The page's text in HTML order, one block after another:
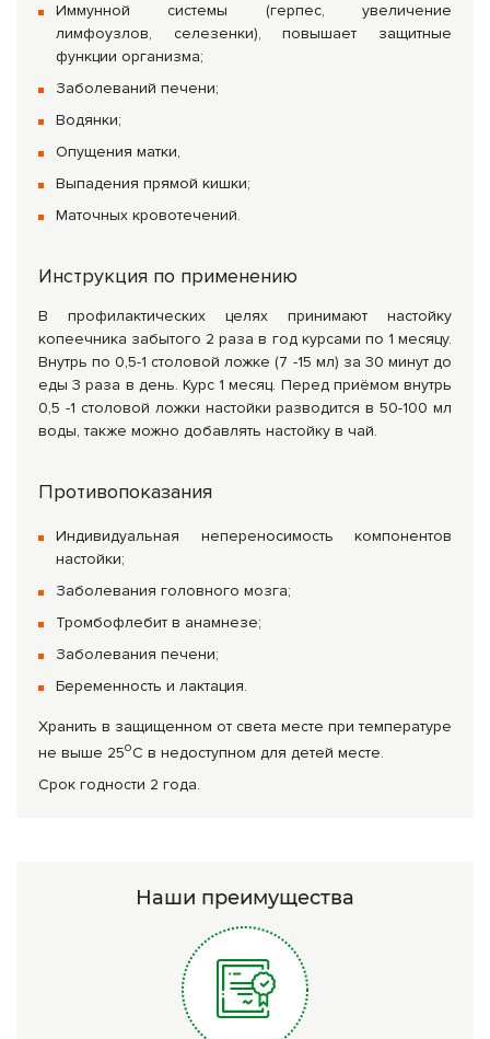
Иммунной системы (герпес, увеличение
лимфоузлов, селезенки), повышает защитные
функции организма;
Заболеваний печени;
Водянки;
Опущения матки,
Выпадения прямой кишки;
Маточных кровотечений.
Инструкция по применению
В профилактических целях принимают настойку
копеечника забытого 2 раза в год курсами по 1 месяцу.
Внутрь по 0,5-1 столовой ложке (7 -15 мл) за 30 минут до
еды 3 раза в день. Курс 1 месяц. Перед приёмом внутрь
0,5 -1 столовой ложки настойки разводится в 50-100 мл
воды, также можно добавлять настойку в чай.
Противопоказания
Индивидуальная непереносимость компонентов
настойки;
Заболевания головного мозга;
Тромбофлебит в анамнезе;
Заболевания печени;
Беременность и лактация.
Хранить в защищенном от света месте при температуре
не выше 25оС в недоступном для детей месте.
Срок годности 2 года.
Наши преимущества